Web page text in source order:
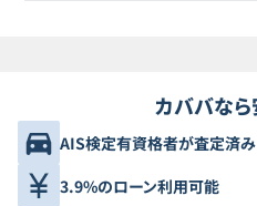
カババなら
AIS検定有資格者が査定済み
3.9%のローン利用可能